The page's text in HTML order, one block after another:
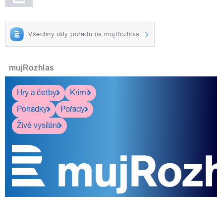
Všechny díly pořadu na mujRozhlas
mujRozhlas
Hry a četby
Krimi
Pohádky
Pořady
Živé vysílání